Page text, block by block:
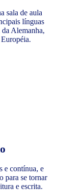
sala de aula
línguas
Alemanha,
e contínua, e
para se tornar
e escrita.